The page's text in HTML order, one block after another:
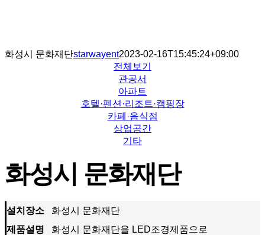
화성시 문화재단starwayent2023-02-16T15:45:24+09:00
전체보기
관공서
아파트
호텔·펜션·리조트·캠핑장
카페·음식점
상업공간
기타
화성시 문화재단
설치장소
화성시 문화재단
제품설명 화성시 문화재단을 LED조경제품으로